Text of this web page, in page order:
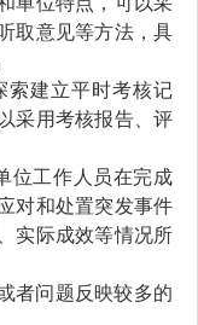
取意见等方法，具
索建立平时考核记
采用考核报告、评
位工作人员在完成
对和处置突发事件
实际成效等情况所
者问题反映较多的